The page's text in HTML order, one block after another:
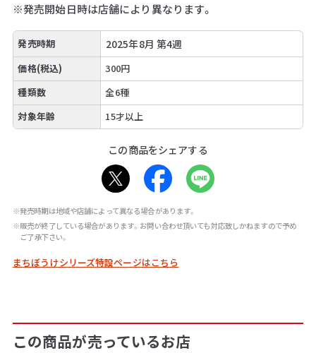
※発売開始日時は店舗により異なります。
発売時期 2025年8月 第4週
価格(税込)
300円
種類数
全6種
対象年齢
15才以上
この商品をシェアする
※発売時期は地域や店舗によって異なる場合があります。
※販売が終了している場合があります。お問い合わせ頂いても対応致しかねますので予め
ご了承下さい。
まちぼうけシリーズ特設ページはこちら
この商品が売っているお店